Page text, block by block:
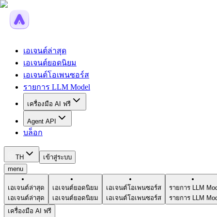
เอเจนต์ล่าสุด
เอเจนต์ยอดนิยม
เอเจนต์โอเพนซอร์ส
รายการ LLM Model
เครื่องมือ AI ฟรี
Agent API
บล็อก
TH
เข้าสู่ระบบ
menu
เอเจนต์ล่าสุด
เอเจนต์ล่าสุด
เอเจนต์ยอดนิยม
เอเจนต์ยอดนิยม
เอเจนต์โอเพนซอร์ส
เอเจนต์โอเพนซอร์ส
รายการ LLM
รายการ LLM
เครื่องมือ AI ฟรี